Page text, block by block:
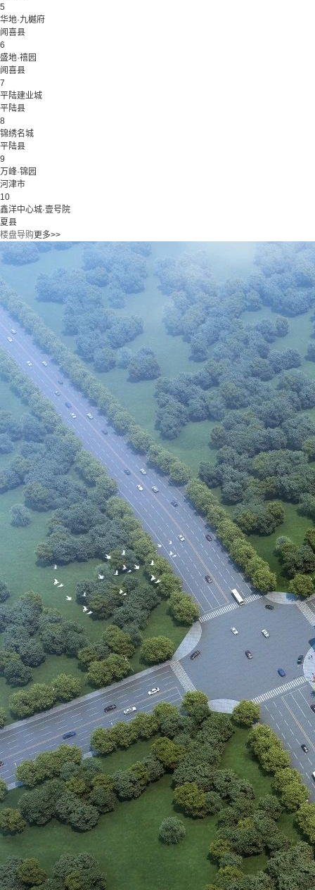
5
华地·九樾府
闻喜县
6
盛地·禧园
闻喜县
7
平陆建业城
平陆县
8
锦绣名城
平陆县
9
万峰·锦园
河津市
10
鑫洋中心城·壹号院
夏县
楼盘导购更多>>